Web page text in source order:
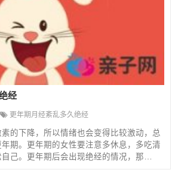
经
更年期月经紊乱多久绝经
的下降，所以情绪也会变得比较激动，总
期。更年期的女性要注意多休息，多吃清
己。更年期后会出现绝经的情况，那…